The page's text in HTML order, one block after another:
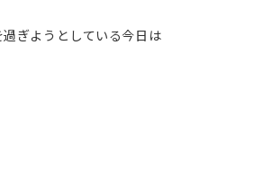
ぎようとしている今日は